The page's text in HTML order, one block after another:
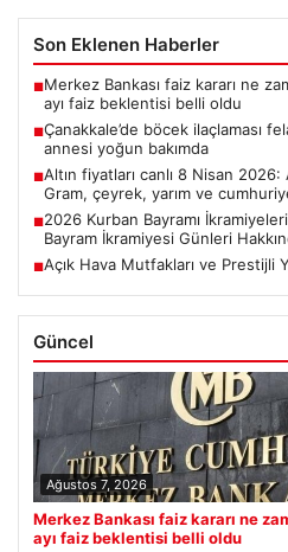
Son Eklenen Haberler
■Merkez Bankası faiz kararı ne
ayı faiz beklentisi belli oldu
■Çanakkale’de böcek ilaçlaması
annesi yoğun bakımda
■Altın fiyatları canlı 8 Nisan
Gram, çeyrek, yarım ve
■2026 Kurban Bayramı
Bayram İkramiyesi Günleri
■Açık Hava Mutfakları ve Prestijli
Güncel
Ağustos 7, 2026
Merkez Bankası faiz kararı ne
ayı faiz beklentisi belli oldu